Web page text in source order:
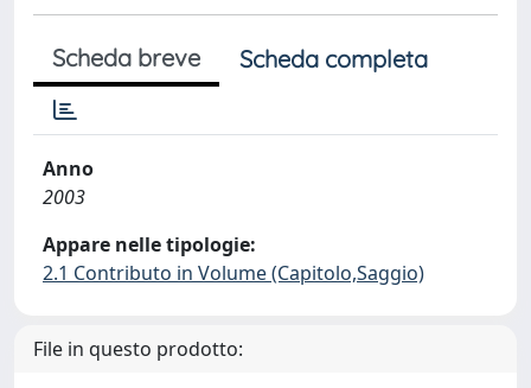
Scheda breve Scheda completa
Anno
2003
Appare nelle tipologie:
2.1 Contributo in Volume (Capitolo,Saggio)
File in questo prodotto: